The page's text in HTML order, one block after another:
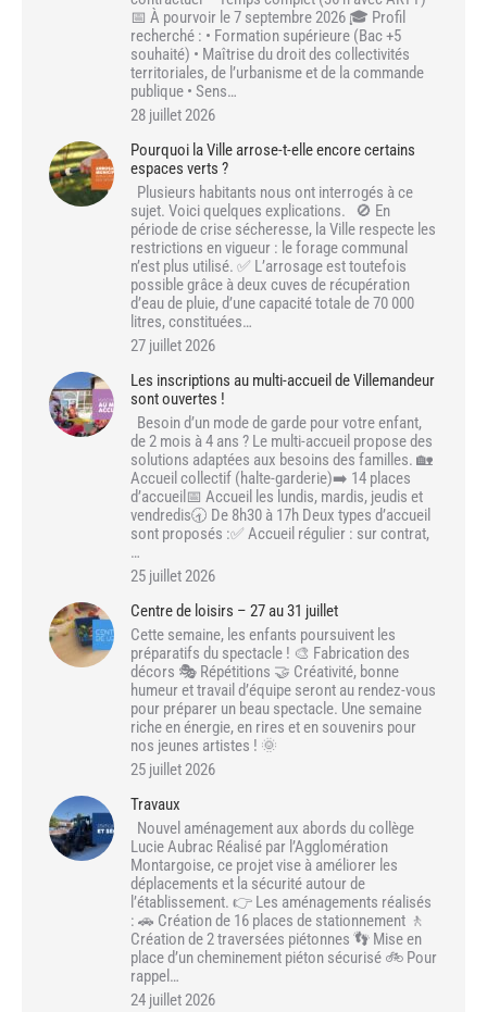
📅 À pourvoir le 7 septembre 2026 🎓 Profil
recherché : • Formation supérieure (Bac +5
souhaité) • Maîtrise du droit des collectivités
territoriales, de l’urbanisme et de la commande
publique • Sens…
28 juillet 2026
Pourquoi la Ville arrose-t-elle encore certains
espaces verts ?
Plusieurs habitants nous ont interrogés à ce
sujet. Voici quelques explications. 🚫 En
période de crise sécheresse, la Ville respecte les
restrictions en vigueur : le forage communal
n’est plus utilisé. ✅ L’arrosage est toutefois
possible grâce à deux cuves de récupération
d’eau de pluie, d’une capacité totale de 70 000
litres, constituées…
27 juillet 2026
Les inscriptions au multi-accueil de Villemandeur
sont ouvertes !
Besoin d’un mode de garde pour votre enfant,
de 2 mois à 4 ans ? Le multi-accueil propose des
solutions adaptées aux besoins des familles. 🏡
Accueil collectif (halte-garderie)➡️ 14 places
d’accueil📅 Accueil les lundis, mardis, jeudis et
vendredis🕣 De 8h30 à 17h Deux types d’accueil
sont proposés :✅ Accueil régulier : sur contrat,
…
25 juillet 2026
Centre de loisirs – 27 au 31 juillet
Cette semaine, les enfants poursuivent les
préparatifs du spectacle ! 🎨 Fabrication des
décors 🎭 Répétitions 🤝 Créativité, bonne
humeur et travail d’équipe seront au rendez-vous
pour préparer un beau spectacle. Une semaine
riche en énergie, en rires et en souvenirs pour
nos jeunes artistes ! 🌞
25 juillet 2026
Travaux
Nouvel aménagement aux abords du collège
Lucie Aubrac Réalisé par l’Agglomération
Montargoise, ce projet vise à améliorer les
déplacements et la sécurité autour de
l’établissement. 👉 Les aménagements réalisés
: 🚗 Création de 16 places de stationnement 🚶
Création de 2 traversées piétonnes 👣 Mise en
place d’un cheminement piéton sécurisé 🚲 Pour
rappel…
24 juillet 2026